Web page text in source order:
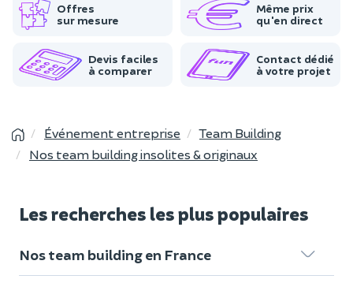
Offres
sur mesure
Même prix
qu'en direct
Devis faciles
à comparer
Contact dédié
à votre projet
Événement entreprise
Team Building
Nos team building insolites & originaux
Les recherches les plus populaires
Nos team building en France